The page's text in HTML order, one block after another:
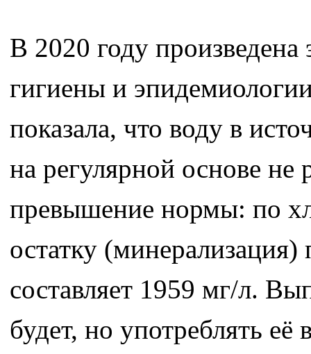
В 2020 году произведена
гигиены и
показала, что воду в
на регулярной основе
превышение нормы: по
остатку
составляет 1959 мг/л.
будет, но употреблять её